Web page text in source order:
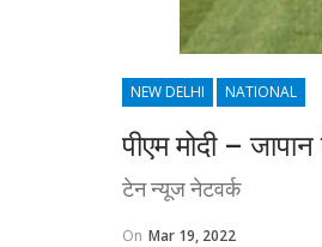
NEW DELHI NATIONAL
पीएम मोदी –
टेन न्यूज नेटवर्क
On Mar 19, 2022